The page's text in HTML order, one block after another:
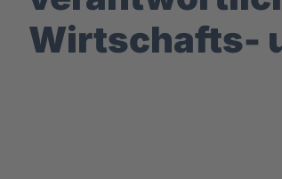
Wirtschafts-